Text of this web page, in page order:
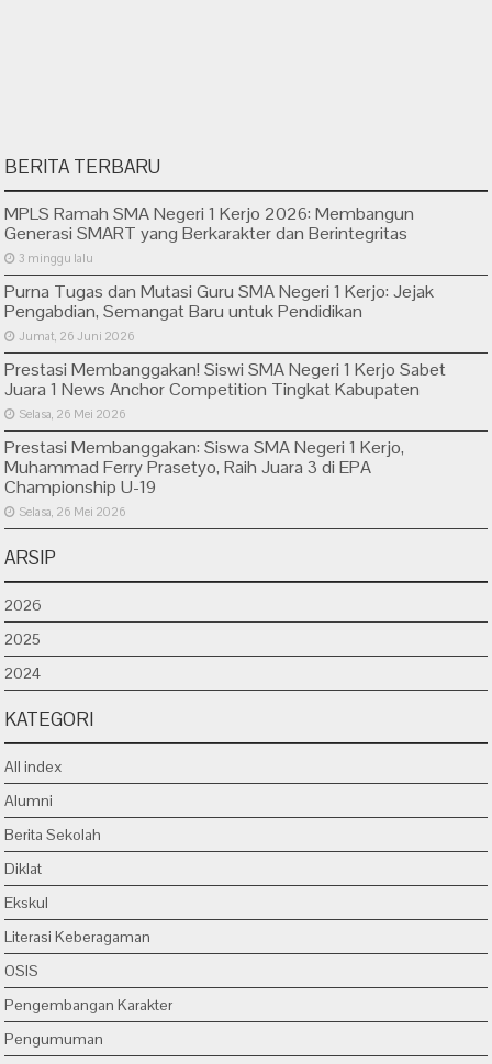
BERITA TERBARU
MPLS Ramah SMA Negeri 1 Kerjo 2026: Membangun
Generasi SMART yang Berkarakter dan Berintegritas
3 minggu lalu
Purna Tugas dan Mutasi Guru SMA Negeri 1 Kerjo: Jejak
Pengabdian, Semangat Baru untuk Pendidikan
Jumat, 26 Juni 2026
Prestasi Membanggakan! Siswi SMA Negeri 1 Kerjo Sabet
Juara 1 News Anchor Competition Tingkat Kabupaten
Selasa, 26 Mei 2026
Prestasi Membanggakan: Siswa SMA Negeri 1 Kerjo,
Muhammad Ferry Prasetyo, Raih Juara 3 di EPA
Championship U-19
Selasa, 26 Mei 2026
ARSIP
2026
2025
2024
KATEGORI
All index
Alumni
Berita Sekolah
Diklat
Ekskul
Literasi Keberagaman
OSIS
Pengembangan Karakter
Pengumuman